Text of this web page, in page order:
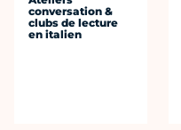
conversation &
clubs de lecture
en italien